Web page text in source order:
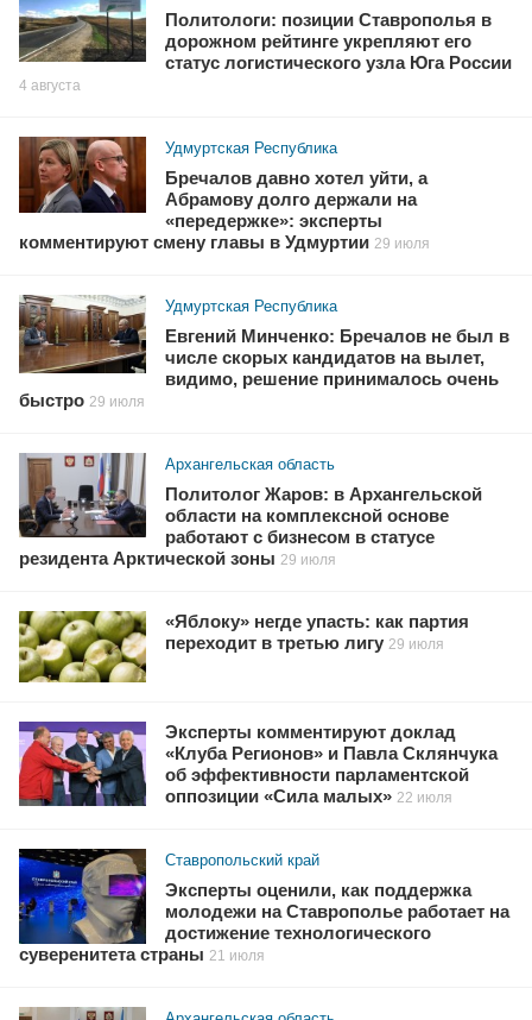
Политологи: позиции Ставрополья в
дорожном рейтинге укрепляют его
статус логистического узла Юга России
4 августа
Удмуртская Республика
Бречалов давно хотел уйти, а
Абрамову долго держали на
«передержке»: эксперты
комментируют смену главы в Удмуртии 29 июля
Удмуртская Республика
Евгений Минченко: Бречалов не был в
числе скорых кандидатов на вылет,
видимо, решение принималось очень
быстро 29 июля
Архангельская область
Политолог Жаров: в Архангельской
области на комплексной основе
работают с бизнесом в статусе
резидента Арктической зоны 29 июля
«Яблоку» негде упасть: как партия
переходит в третью лигу 29 июля
Эксперты комментируют доклад
«Клуба Регионов» и Павла Склянчука
об эффективности парламентской
оппозиции «Сила малых» 22 июля
Ставропольский край
Эксперты оценили, как поддержка
молодежи на Ставрополье работает на
достижение технологического
суверенитета страны 21 июля